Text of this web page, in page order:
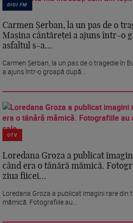
DIGI FM
Carmen Șerban, la un pas de o
Mașina cântăreței a ajuns într-o
asfaltul s-a...
Carmen Șerban, la un pas de o tragedie în
a ajuns într-o groapă după...
UTV
Loredana Groza a publicat
când era o tânără mămică.
ziua fiicei...
Loredana Groza a publicat imagini rare din
mămică. Fotografiile au...